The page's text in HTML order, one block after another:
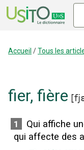
Accueil /Tous les
fier, fière [
1 Qui affiche
qui affecte des